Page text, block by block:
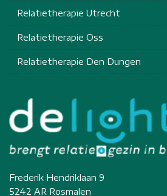
Relatietherapie Utrecht
Relatietherapie Oss
Relatietherapie Den Dungen
Frederik Hendriklaan 9
5242 AR Rosmalen